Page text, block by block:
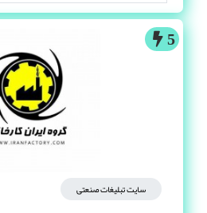
5
سایت تبلیغات صنعتی